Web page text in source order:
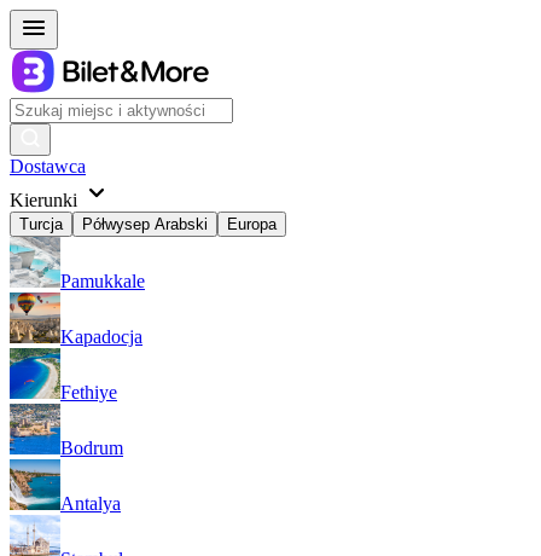
Dostawca
Kierunki
Turcja Półwysep Arabski Europa
Pamukkale
Kapadocja
Fethiye
Bodrum
Antalya